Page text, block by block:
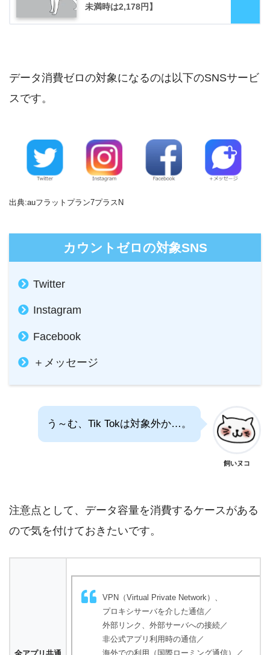
未満時は2,178円】
データ消費ゼロの対象になるのは以下のSNSサービ
スです。
出典:auフラットプラン7プラスN
カウントゼロの対象SNS
Twitter
Instagram
Facebook
＋メッセージ
う～む、Tik Tokは対象外か…。
飼いヌコ
注意点として、データ容量を消費するケースがある
ので気を付けておきたいです。
VPN（Virtual Private Network）、
プロキシサーバを介した通信／
外部リンク、外部サーバへの接続／
非公式アプリ利用時の通信／
海外での利用（国際ローミング通信）／